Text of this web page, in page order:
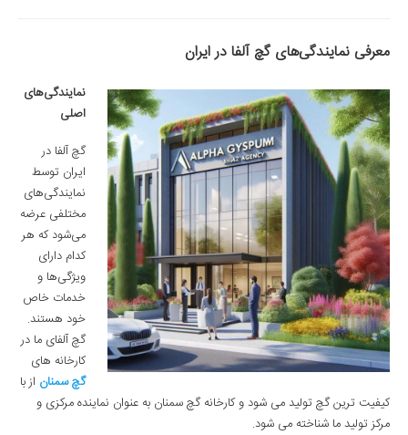
معرفی نمایندگی‌های گچ آلفا در ایران
نمایندگی‌های
اصلی
گچ آلفا در
ایران توسط
نمایندگی‌های
مختلفی عرضه
می‌شود که هر
کدام دارای
ویژگی‌ها و
خدمات خاص
خود هستند.
گچ آلفای ما در
کارخانه های
گچ سمنان از با
کیفیت ترین گچ تولید می شود و کارخانه گچ سمنان به عنوان نماینده مرکزی و
مرکز تولید ما شناخته می شود.